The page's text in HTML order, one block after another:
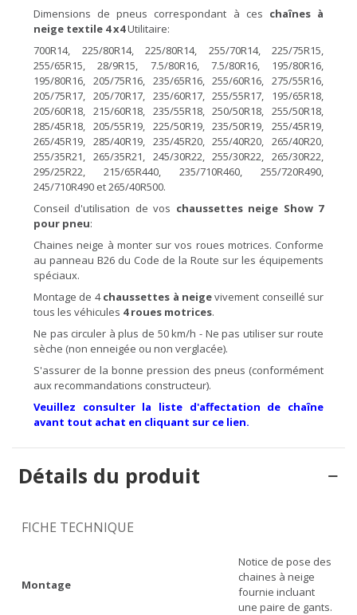
Dimensions de pneus correspondant à ces chaînesà
neige textile 4 x4Utilitaire:
700R14, 225/80R14, 225/80R14, 255/70R14, 225/75R15,
255/65R15, 28/9R15, 7.5/80R16, 7.5/80R16, 195/80R16,
195/80R16, 205/75R16, 235/65R16, 255/60R16, 275/55R16,
205/75R17, 205/70R17, 235/60R17, 255/55R17, 195/65R18,
205/60R18, 215/60R18, 235/55R18, 250/50R18, 255/50R18,
285/45R18, 205/55R19, 225/50R19, 235/50R19, 255/45R19,
265/45R19, 285/40R19, 235/45R20, 255/40R20, 265/40R20,
255/35R21, 265/35R21, 245/30R22, 255/30R22, 265/30R22,
295/25R22, 215/65R440, 235/710R460, 255/720R490,
245/710R490 et 265/40R500.
Conseil d'utilisation de vos chaussettesneige Show 7
pour pneu:
Chaines neige à monter sur vos roues motrices. Conforme
au panneau B26 du Code de la Route sur les équipements
spéciaux.
Montage de 4chaussettes à neigevivement conseillé sur
tous les véhicules 4 roues motrices.
Ne pas circuler à plus de 50 km/h - Ne pas utiliser sur route
sèche (non enneigée ou non verglacée).
S'assurer de la bonne pression des pneus (conformément
aux recommandations constructeur).
Veuillez consulter la liste d'affectation de chaîne
avant tout achat en cliquant sur ce lien.
Détails du produit
FICHE TECHNIQUE
Montage
Notice de pose des
chaines à neige
fournie incluant
une paire de gants.